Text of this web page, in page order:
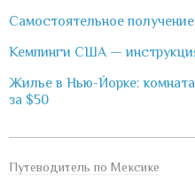
Самостоятельное
Кемпинги США —
Жилье в Нью-Йорке:
за $50
Путеводитель по Мексике